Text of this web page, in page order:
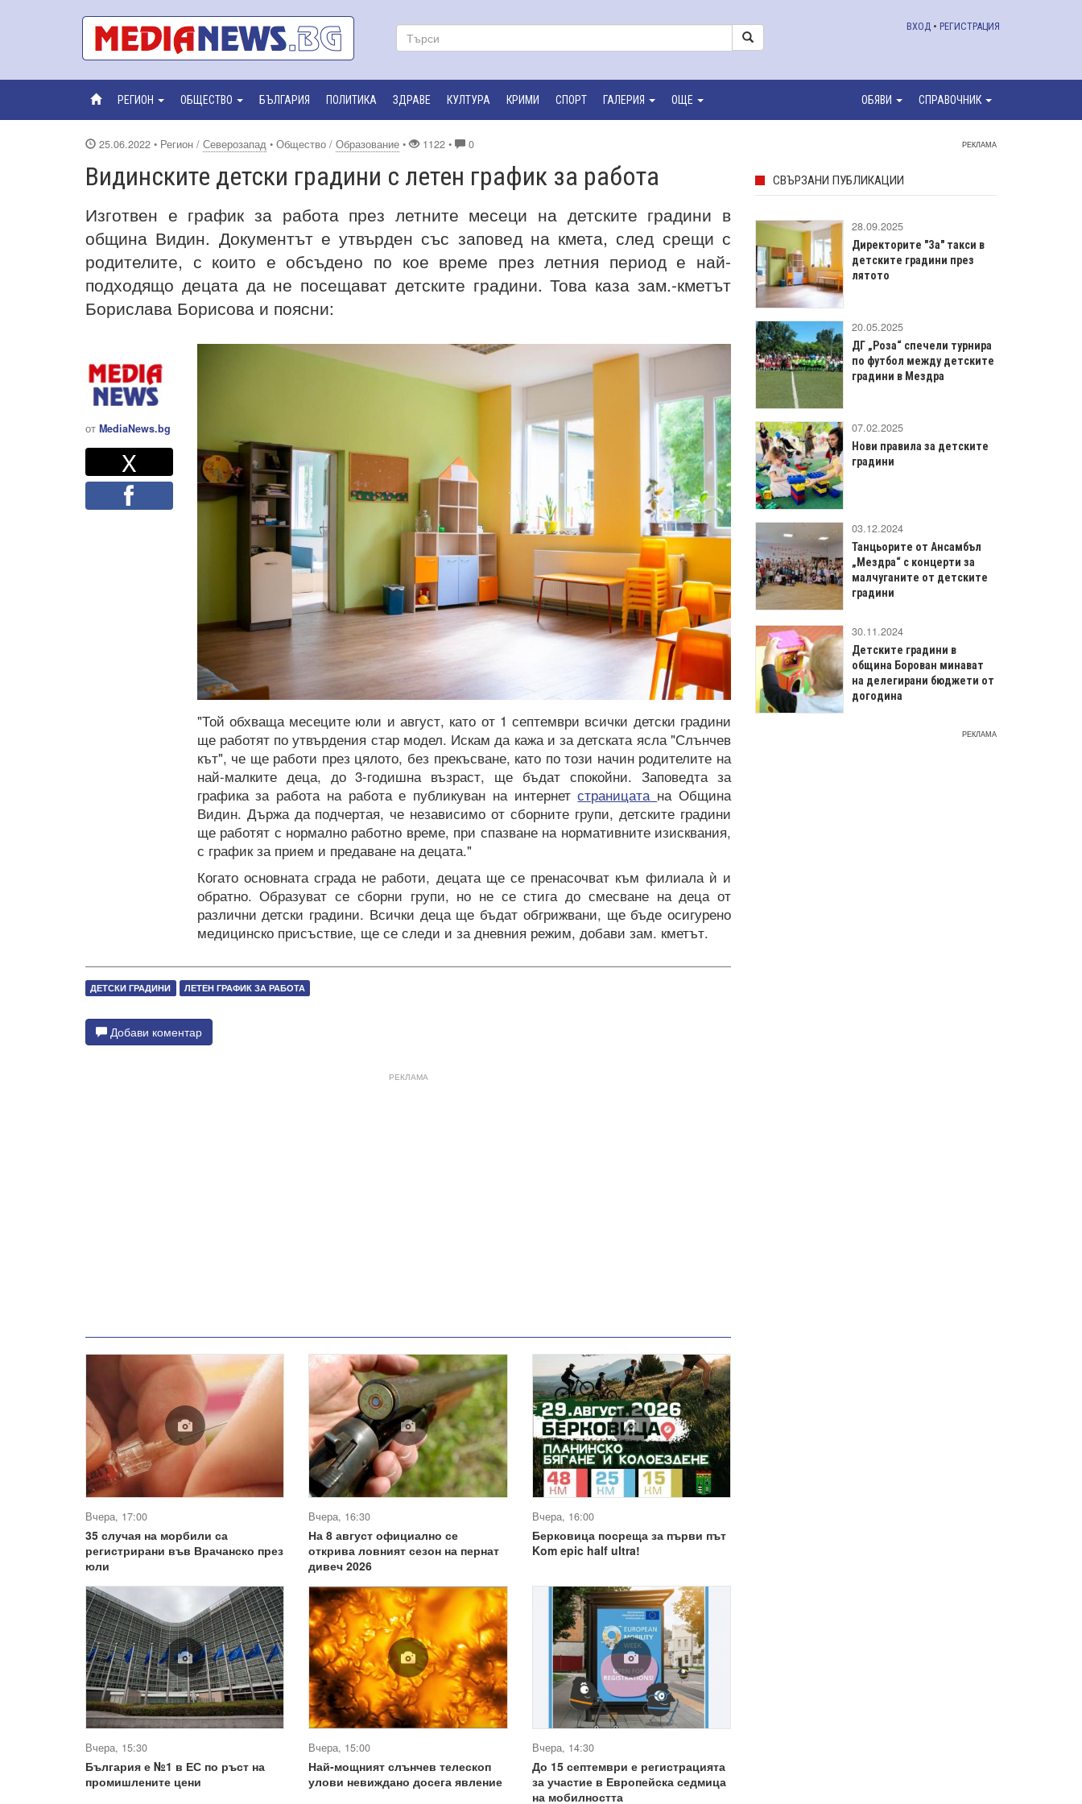
ВХОД • РЕГИСТРАЦИЯ
РЕГИОН ОБЩЕСТВО БЪЛГАРИЯ ПОЛИТИКА ЗДРАВЕ КУЛТУРА КРИМИ СПОРТ ГАЛЕРИЯ ОЩЕ ОБЯВИ СПРАВОЧНИК
25.06.2022 • Регион / Северозапад • Общество / Образование • 1122 • 0
Видинските детски градини с летен график за работа
Изготвен е график за работа през летните месеци на детските градини в
община Видин. Документът е утвърден със заповед на кмета, след срещи с
родителите, с които е обсъдено по кое време през летния период е най-
подходящо децата да не посещават детските градини. Това каза зам.-кметът
Борислава Борисова и поясни:
от MediaNews.bg
Споделете
XTwitter
Facebook
"Той обхваща месеците юли и август, като от 1 септември всички детски градини
ще работят по утвърдения стар модел. Искам да кажа и за детската ясла "Слънчев
кът", че ще работи през цялото, без прекъсване, като по този начин родителите на
най-малките деца, до 3-годишна възраст, ще бъдат спокойни. Заповедта за
графика за работа на работа е публикуван на интернетстраницата на Община
Видин. Държа да подчертая, че независимо от сборните групи, детските градини
ще работят с нормално работно време, при спазване на нормативните изисквания,
с график за прием и предаване на децата."
Когато основната сграда не работи, децата ще се пренасочват към филиала ѝ и
обратно. Образуват се сборни групи, но не се стига до смесване на деца от
различни детски градини. Всички деца ще бъдат обгрижвани, ще бъде осигурено
медицинско присъствие, ще се следи и за дневния режим, добави зам. кметът.
ДЕТСКИ ГРАДИНИ ЛЕТЕН ГРАФИК ЗА РАБОТА
Добави коментар
РЕКЛАМА
Вчера, 17:00
35 случая на морбили са
регистрирани във Врачанско през
юли
Вчера, 16:30
На 8 август официално се
открива ловният сезон на пернат
дивеч 2026
Вчера, 16:00
Берковица посреща за първи път
Kom epic half ultra!
Вчера, 15:30
България е №1 в ЕС по ръст на
промишлените цени
Вчера, 15:00
Най-мощният слънчев телескоп
улови невиждано досега явление
Вчера, 14:30
До 15 септември е регистрацията
за участие в Европейска седмица
на мобилността
РЕКЛАМА
СВЪРЗАНИ ПУБЛИКАЦИИ
28.09.2025
Директорите "За" такси в
детските градини през
лятото
20.05.2025
ДГ „Роза“ спечели турнира
по футбол между детските
градини в Мездра
07.02.2025
Нови правила за детските
градини
03.12.2024
Танцьорите от Ансамбъл
„Мездра“ с концерти за
малчуганите от детските
градини
30.11.2024
Детските градини в
община Борован минават
на делегирани бюджети от
догодина
РЕКЛАМА